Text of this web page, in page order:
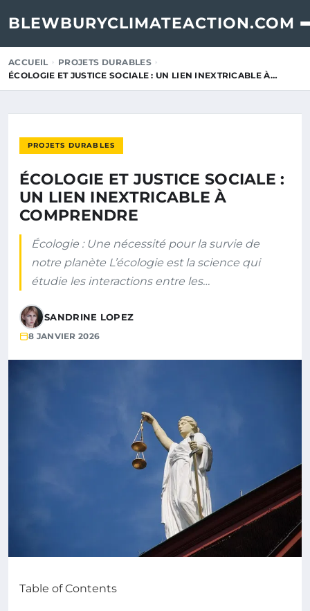
BLEWBURYCLIMATEACTION.COM
ACCUEIL
PROJETS DURABLES
ÉCOLOGIE ET JUSTICE SOCIALE : UN LIEN INEXTRICABLE À…
PROJETS DURABLES
ÉCOLOGIE ET JUSTICE SOCIALE :
UN LIEN INEXTRICABLE À
COMPRENDRE
Écologie : Une nécessité pour la survie de
notre planète L’écologie est la science qui
étudie les interactions entre les…
SANDRINE LOPEZ
8 JANVIER 2026
Table of Contents